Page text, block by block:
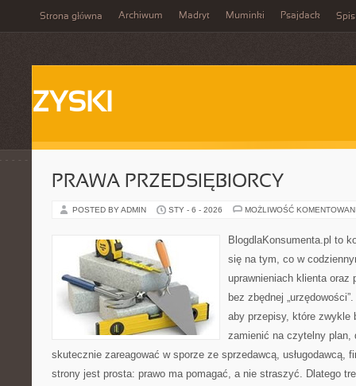
Strona główna Archiwum Madryt Muminki Psajdack Spis
ZYSKI
PRAWA PRZEDSIĘBIORCY
POSTED BY ADMIN STY - 6 - 2026 MOŻLIWOŚĆ
BlogdlaKonsumenta.pl to
się na tym, co w
uprawnieniach klienta oraz
bez zbędnej
aby przepisy, które zwykle
zamienić na czytelny plan,
skutecznie zareagować w sporze ze sprzedawcą, usługodawcą,
strony jest prosta: prawo ma pomagać, a nie straszyć. Dlatego